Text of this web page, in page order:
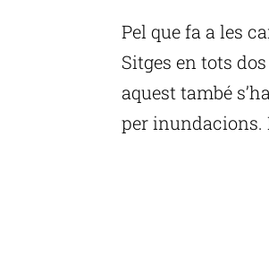
Pel que fa a les
Sitges en tots
aquest també
per inundacions.